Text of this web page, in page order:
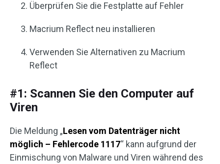
Überprüfen Sie die Festplatte auf Fehler
Macrium Reflect neu installieren
Verwenden Sie Alternativen zu Macrium
Reflect
#1: Scannen Sie den Computer auf
Viren
Die Meldung „Lesen vom Datenträger nicht
möglich – Fehlercode 1117“ kann aufgrund der
Einmischung von Malware und Viren während des